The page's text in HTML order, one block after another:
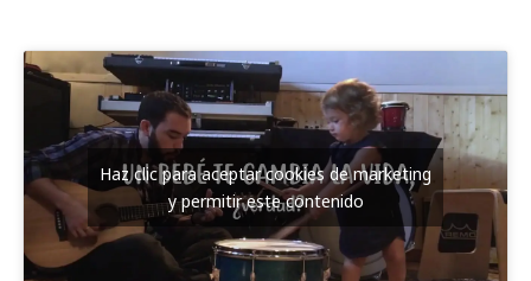
Haz clic para aceptar cookies de marketing
y permitir este contenido